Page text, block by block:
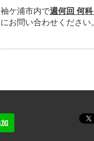
袖ケ浦市内で週何回 何
にお問い合わせください